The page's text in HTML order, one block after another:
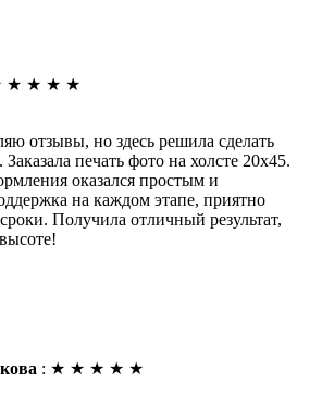
★ ★ ★ ★
отзывы, но здесь решила сделать
печать фото на холсте 20х45.
оказался простым и
на каждом этапе, приятно
Получила отличный результат,
: ★ ★ ★ ★ ★